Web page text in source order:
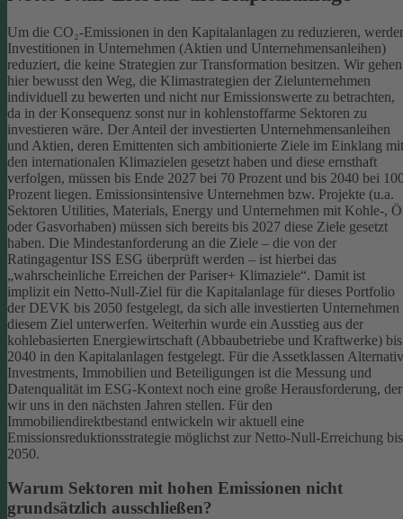
Um die CO₂-Emissionen in den Kapitalanlagen zu reduzieren,
Investitionen in Unternehmen (Aktien und Unternehmensanleihen)
reduziert, die keine Strategien zur Transformation besitzen. Wir gehen
hier bewusst den Weg, die Klimastrategien der Zielunternehmen
individuell zu bewerten und nicht nur Emissionswerte zu betrachten,
da in der Konsequenz sonst nur in kohlenstoffarme Sektoren zu
investieren wäre. Der Anteil der investierten Unternehmensanleihen
und Aktien, deren Emittenten sich ambitionierte Ziele im Einklang mit
den internationalen Klimazielen gesetzt haben und diese ernsthaft
verfolgen, müssen bis Ende 2027 bei 70 Prozent und bis 2040 bei
Prozent liegen. Emissionsintensive Unternehmen bzw. Projekte (u.a.
Sektoren Utilities, Materials, Energy und Unternehmen mit Kohle-,
oder Gasvorhaben) müssen sich bereits bis 2027 diese Ziele gesetzt
haben. Die Mindestanforderung an die Ziele – die von der
Ratingagentur ISS ESG überprüft werden – ist hierbei das
„wahrscheinliche Erreichen der Pariser+ Klimaziele“. Damit ist
implizit ein Netto-Null-Ziel für die Kapitalanlage für dieses Portfolio
der DEVK bis 2050 festgelegt, da sich alle investierten Unternehmen
diesem Ziel unterwerfen. Weiterhin wurde ein Ausstieg aus der
kohlebasierten Energiewirtschaft (Abbaubetriebe und Kraftwerke) bis
2040 in den Kapitalanlagen festgelegt. Für die Assetklassen
Investments, Immobilien und Beteiligungen ist die Messung und
Datenqualität im ESG-Kontext noch eine große Herausforderung, der
wir uns in den nächsten Jahren stellen. Für den
Immobiliendirektbestand entwickeln wir aktuell eine
Emissionsreduktionsstrategie möglichst zur Netto-Null-Erreichung bis
2050.
Warum Sektoren mit hohen Emissionen nicht
grundsätzlich ausschließen?